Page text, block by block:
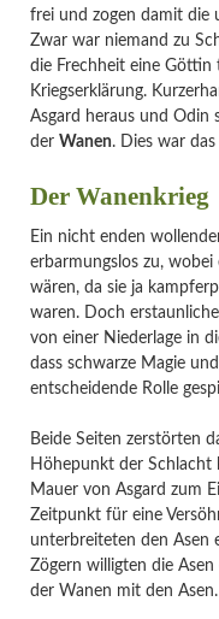
frei und zogen damit die
Zwar war niemand zu
die Frechheit eine
Kriegserklärung.
Asgard heraus und Odin
der Wanen. Dies war
Der Wanenkrieg
Ein nicht enden
erbarmungslos zu, wobei
wären, da sie ja
waren. Doch
von einer Niederlage in
dass schwarze Magie
entscheidende Rolle
Beide Seiten zerstörten
Höhepunkt der Schlacht
Mauer von Asgard zum
Zeitpunkt für eine
unterbreiteten den Asen
Zögern willigten die
der Wanen mit den Asen.